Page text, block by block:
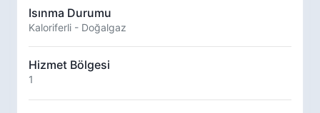
Isınma Durumu
Kaloriferli - Doğalgaz
Hizmet Bölgesi
1